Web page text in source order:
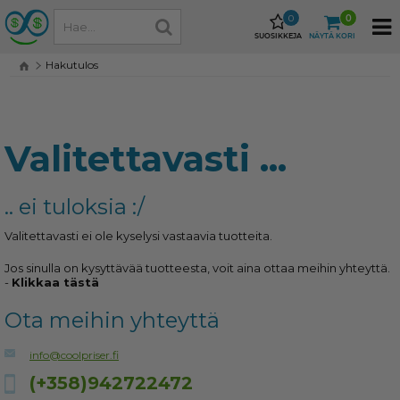
SUOSIKKEJA
0
NÄYTÄ KORI
0
Hakutulos
Valitettavasti ...
.. ei tuloksia :/
Valitettavasti ei ole kyselysi vastaavia tuotteita.
Jos sinulla on kysyttävää tuotteesta, voit aina ottaa meihin yhteyttä.
- Klikkaa tästä
Ota meihin yhteyttä
info@coolpriser.fi
(+358)942722472